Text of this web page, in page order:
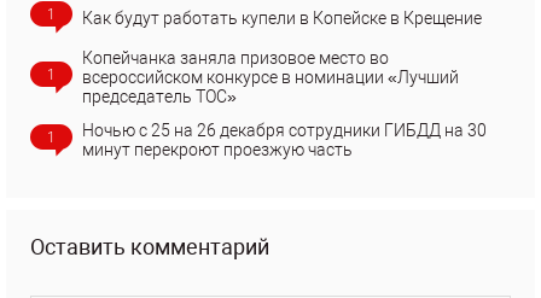
1 Как будут работать купели в Копейске в Крещение
1
Копейчанка заняла призовое место во
всероссийском конкурсе в номинации «Лучший
председатель ТОС»
1
Ночью с 25 на 26 декабря сотрудники ГИБДД на 30
минут перекроют проезжую часть
Оставить комментарий